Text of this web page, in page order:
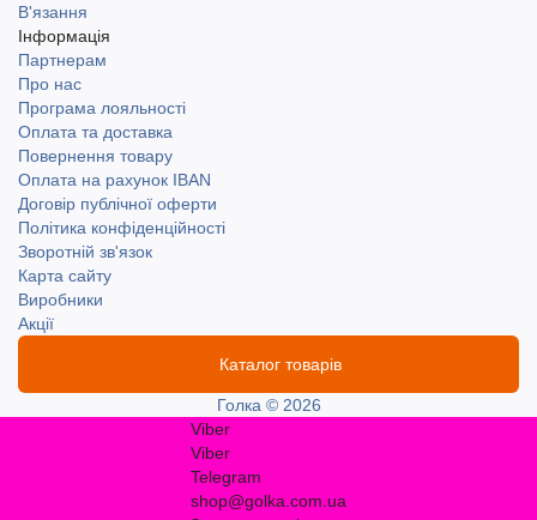
В'язання
Інформація
Партнерам
Про нас
Програма лояльності
Оплата та доставка
Повернення товару
Оплата на рахунок IBAN
Договір публічної оферти
Політика конфіденційності
Зворотній зв'язок
Карта сайту
Виробники
Акції
Каталог товарів
Голка © 2026
Viber
Viber
Telegram
shop@golka.com.ua